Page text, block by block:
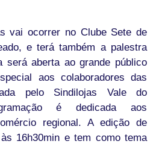
vai ocorrer no Clube Sete de
e terá também a palestra
será aberta ao grande público
aos colaboradores das
pelo Sindilojas Vale do
é dedicada aos
regional. A edição de
16h30min e tem como tema